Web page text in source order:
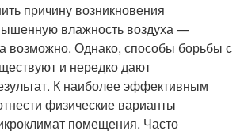
причину возникновения
влажность воздуха —
возможно. Однако, способы борьбы с
и нередко дают
К наиболее эффективным
физические варианты
помещения. Часто